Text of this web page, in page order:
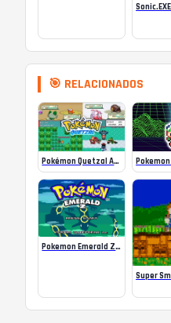
🎯 RELACIONADOS
Pokémon Quetzal Alpha 0.6.9
Pokemon Emerald Z v1.2.0